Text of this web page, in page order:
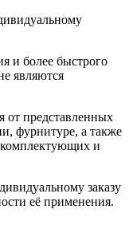
и более быстрого
являются
от представленных
фурнитуре, а также
и
заказу
её применения.